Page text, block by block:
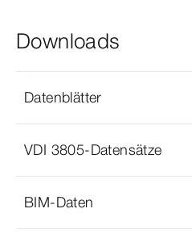
Downloads
Datenblätter
VDI 3805-Datensätze
BIM-Daten